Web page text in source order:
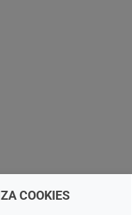
COOKIES